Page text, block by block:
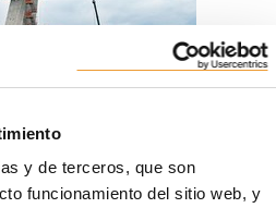
y de terceros, que son
funcionamiento del sitio web, y
Línea 4, RJ, Brasil